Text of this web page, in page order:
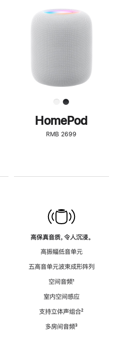
步
了
解
HomePod<
HomePod
RMB 2699
高保真音质，令人沉浸。
高振幅低音单元
五高音单元波束成形阵列
空间音频脚
¹
室内空间感应
支持立体声组合脚
²
多房间音频脚
³